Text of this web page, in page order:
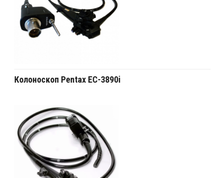
Колоноскоп Pentax EC-3890i